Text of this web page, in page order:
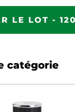
LE LOT -
catégorie